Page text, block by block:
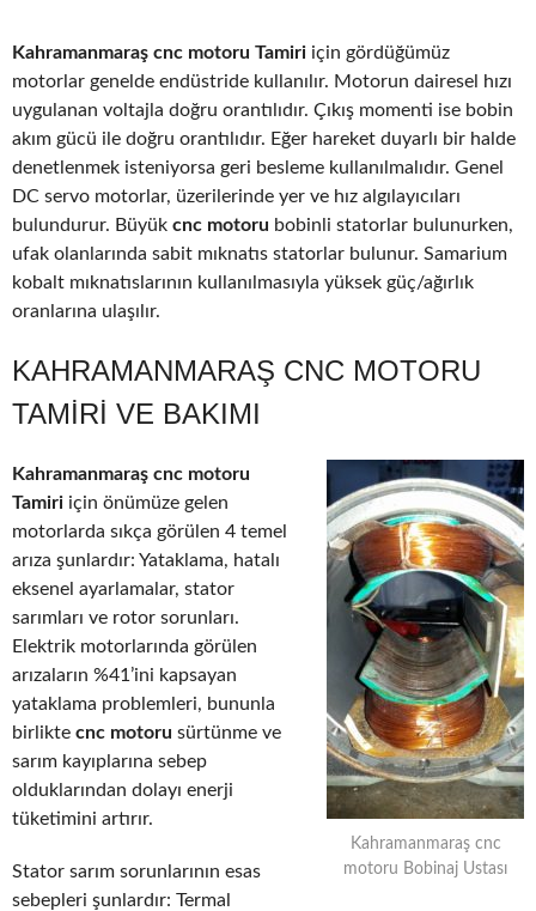
Kahramanmaraş cnc motoru Tamiri için gördüğümüz
motorlar genelde endüstride kullanılır. Motorun dairesel hızı
uygulanan voltajla doğru orantılıdır. Çıkış momenti ise bobin
akım gücü ile doğru orantılıdır. Eğer hareket duyarlı bir halde
denetlenmek isteniyorsa geri besleme kullanılmalıdır. Genel
DC servo motorlar, üzerilerinde yer ve hız algılayıcıları
bulundurur. Büyük cnc motoru bobinli statorlar bulunurken,
ufak olanlarında sabit mıknatıs statorlar bulunur. Samarium
kobalt mıknatıslarının kullanılmasıyla yüksek güç/ağırlık
oranlarına ulaşılır.
KAHRAMANMARAŞ CNC MOTORU
TAMIRI VE BAKIMI
Kahramanmaraş cnc
motoru Bobinaj Ustası
Kahramanmaraş cnc motoru
Tamiri için önümüze gelen
motorlarda sıkça görülen 4 temel
arıza şunlardır: Yataklama, hatalı
eksenel ayarlamalar, stator
sarımları ve rotor sorunları.
Elektrik motorlarında görülen
arızaların %41’ini kapsayan
yataklama problemleri, bununla
birlikte cnc motoru sürtünme ve
sarım kayıplarına sebep
olduklarından dolayı enerji
tüketimini artırır.
Stator sarım sorunlarının esas
sebepleri şunlardır: Termal